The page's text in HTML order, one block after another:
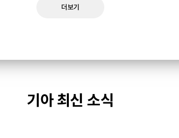
더보기
기아 최신 소식